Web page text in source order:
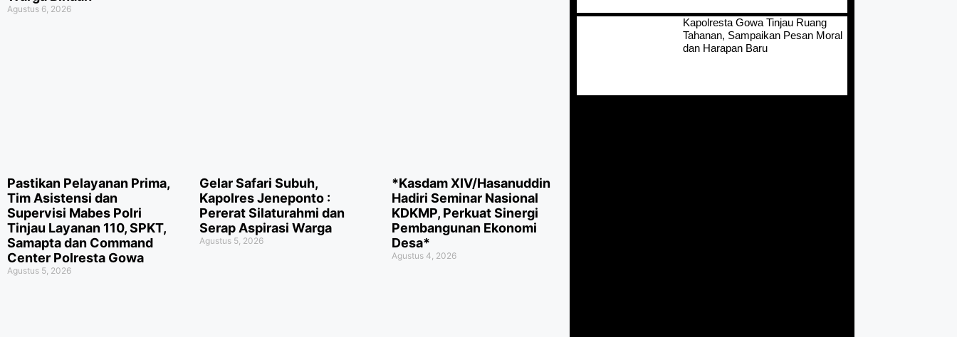
Agustus 6, 2026
Pastikan Pelayanan Prima,
Tim Asistensi dan
Supervisi Mabes Polri
Tinjau Layanan 110, SPKT,
Samapta dan Command
Center Polresta Gowa
Agustus 5, 2026
Gelar Safari Subuh,
Kapolres Jeneponto :
Pererat Silaturahmi dan
Serap Aspirasi Warga
Agustus 5, 2026
*Kasdam XIV/Hasanuddin
Hadiri Seminar Nasional
KDKMP, Perkuat Sinergi
Pembangunan Ekonomi
Desa*
Agustus 4, 2026
Kapolresta Gowa Tinjau Ruang
Tahanan, Sampaikan Pesan Moral
dan Harapan Baru